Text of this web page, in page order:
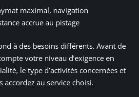
maximal, navigation
accrue au pistage
à des besoins différents. Avant de
votre niveau d’exigence en
le type d’activités concernées et
accordez au service choisi.